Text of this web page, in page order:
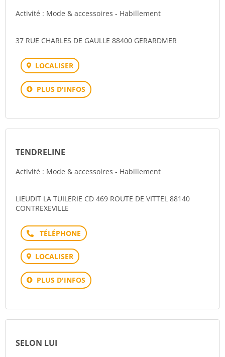
Activité : Mode & accessoires - Habillement
37 RUE CHARLES DE GAULLE 88400 GERARDMER
LOCALISER
PLUS D'INFOS
TENDRELINE
Activité : Mode & accessoires - Habillement
LIEUDIT LA TUILERIE CD 469 ROUTE DE VITTEL 88140
CONTREXEVILLE
Téléphone
LOCALISER
PLUS D'INFOS
SELON LUI